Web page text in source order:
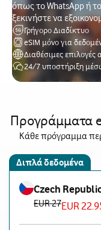
όπως το WhatsApp ή
ξεκινήστε να
Γρήγορο Διαδίκτυο
eSIM μόνο για
Διαθέσιμες
24/7 υποστήριξη
Προγράμματα
Κάθε πρόγραμμα
Διπλά δεδομένα
Czech
EUR 27EUR